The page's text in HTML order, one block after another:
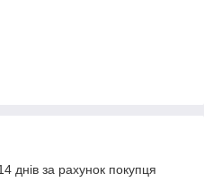
днів за рахунок покупця